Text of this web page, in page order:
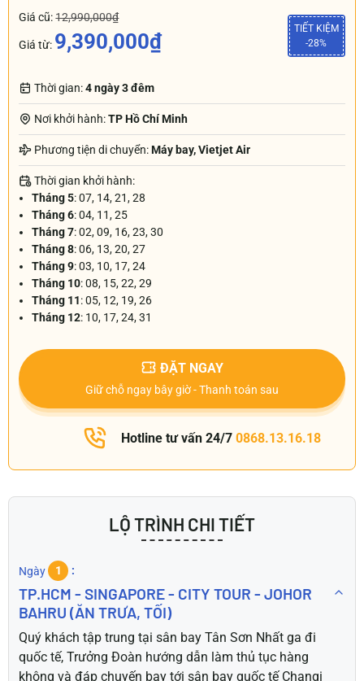
LỘ TRÌNH CHI TIẾT
Ngày 1
TP.HCM - SINGAPORE - CITY TOUR - JOHOR
BAHRU (ĂN TRƯA, TỐI)
Quý khách tập trung tại sân bay Tân Sơn Nhất ga đi
quốc tế, Trưởng Đoàn hướng dẫn làm thủ tục hàng
không và đáp chuyến bay tới sân bay quốc tế Changi
Giá cũ:12,990,000₫
Giá từ: 9,390,000₫
TIẾT KIỆM
-28%
Thời gian:4 ngày 3 đêm
Nơi khởi hành:TP Hồ Chí Minh
Phương tiện di chuyển:Máy bay, Vietjet Air
Thời gian khởi hành:
Tháng 5: 07, 14, 21, 28
Tháng 6: 04, 11, 25
Tháng 7: 02, 09, 16, 23, 30
Tháng 8: 06, 13, 20, 27
Tháng 9: 03, 10, 17, 24
Tháng 10: 08, 15, 22, 29
Tháng 11: 05, 12, 19, 26
Tháng 12: 10, 17, 24, 31
ĐẶT NGAY
Giữ chỗ ngay bây giờ - Thanh toán sau
Hotline tư vấn 24/7 0868.13.16.18